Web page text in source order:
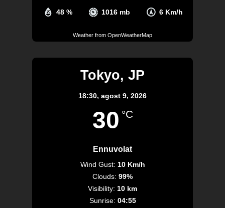
48 % 1016 mb 6 Km/h
Weather from OpenWeatherMap
Tokyo, JP
18:30, agost 9, 2026
30 °C
Ennuvolat
Wind Gust: 10 Km/h
Clouds: 99%
Visibility: 10 km
Sunrise: 04:55